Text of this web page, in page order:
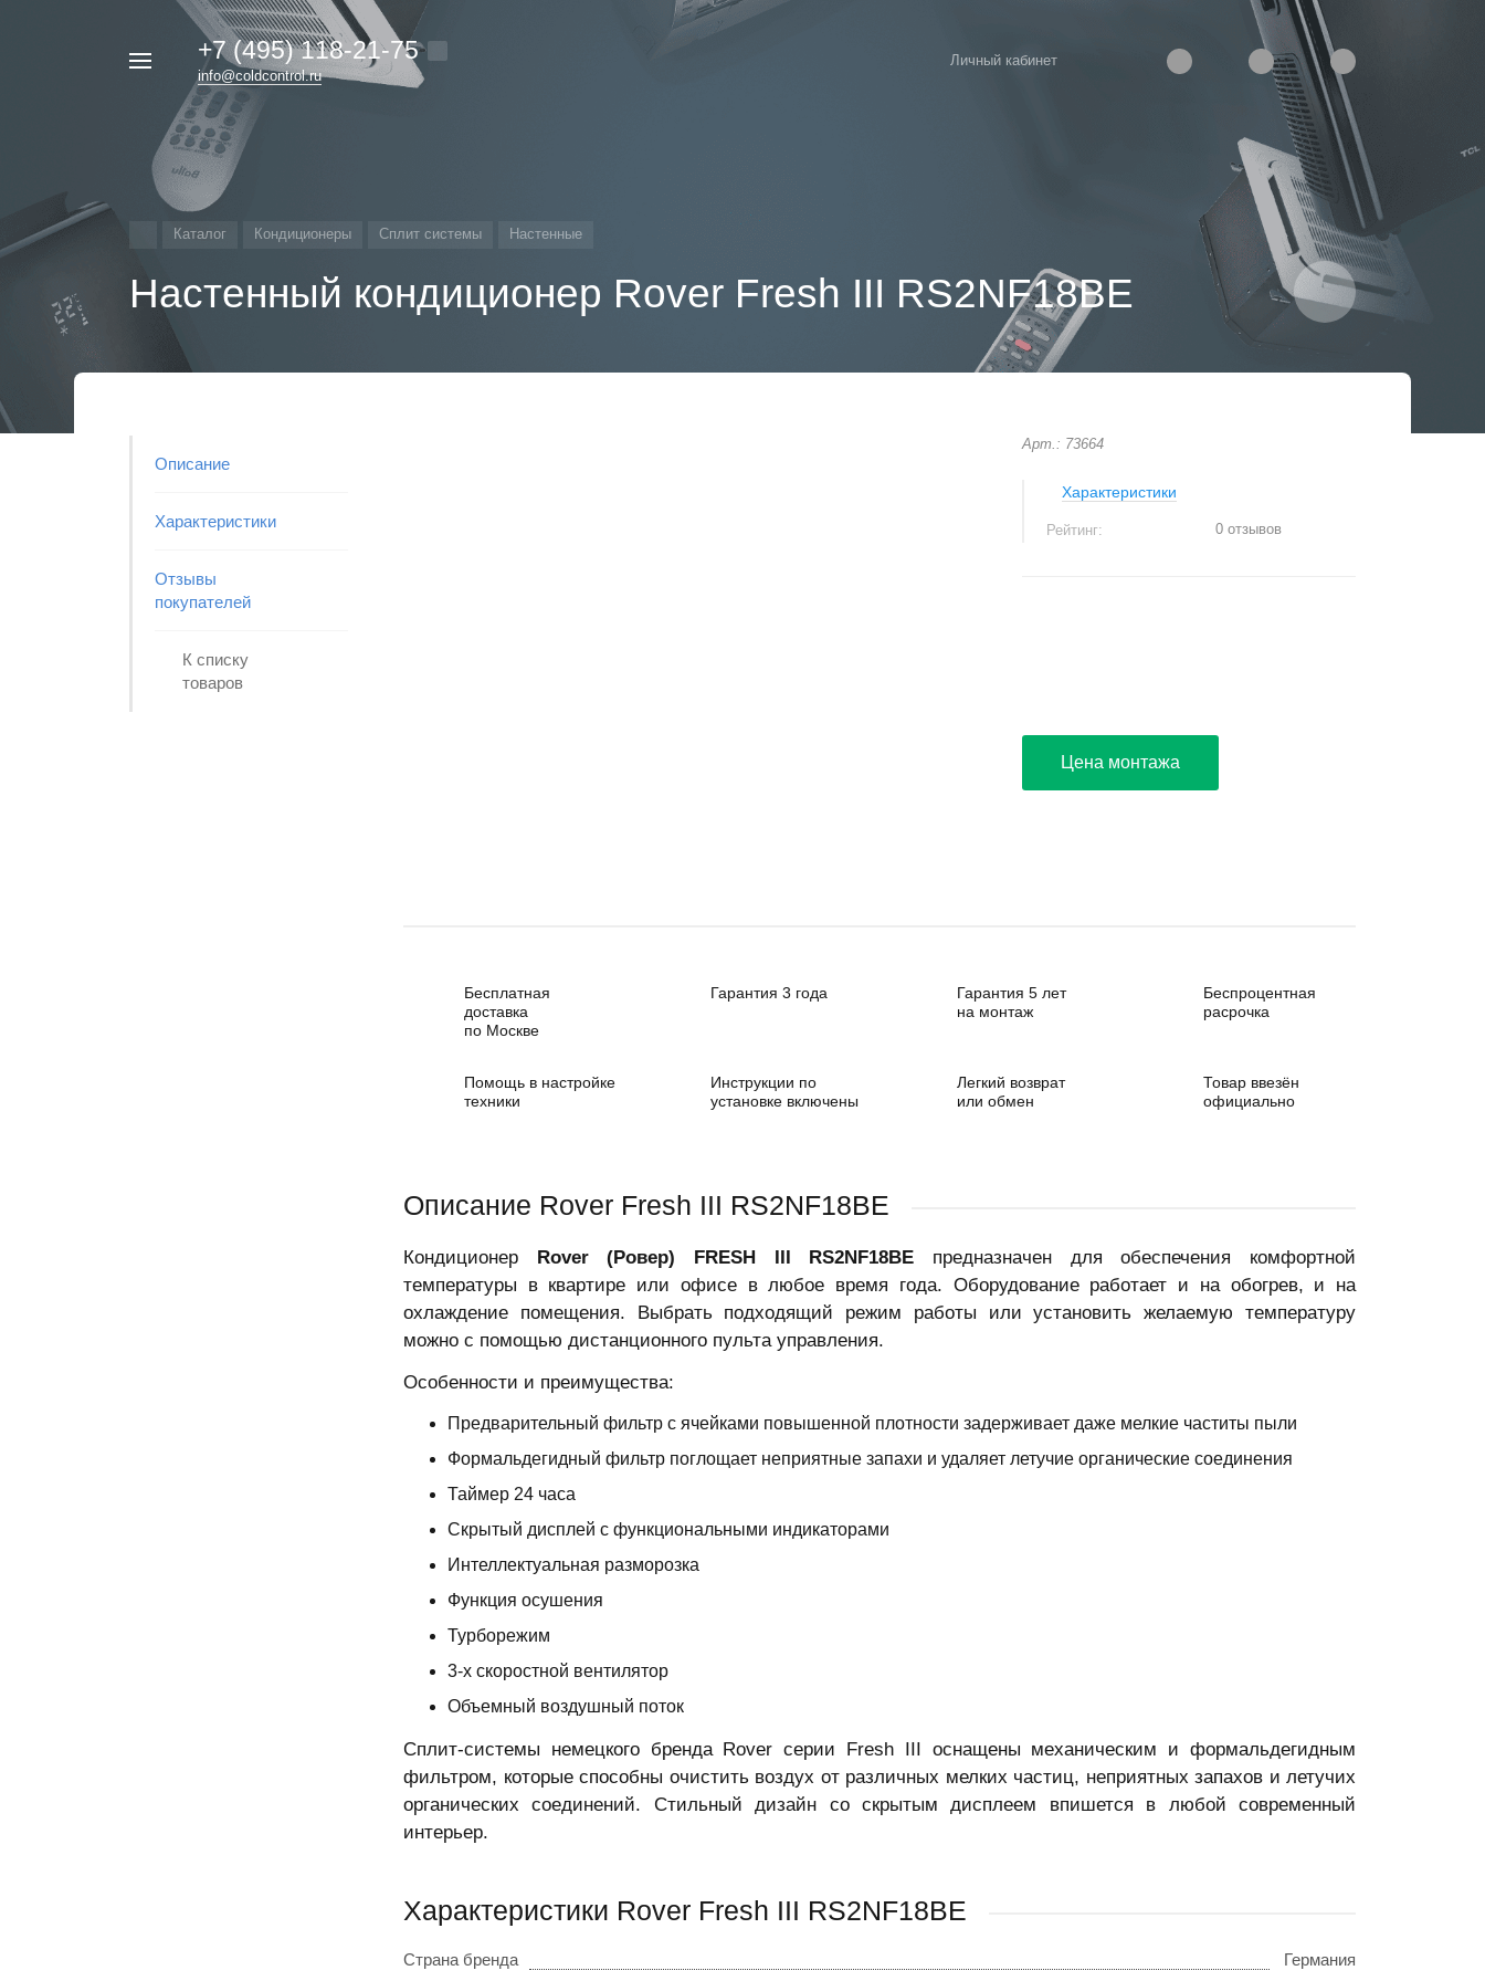
+7 (495) 118-21-75
info@coldcontrol.ru
Личный кабинет
Каталог Кондиционеры Сплит системы Настенные
Настенный кондиционер Rover Fresh III RS2NF18BE
Описание
Характеристики
Отзывы
покупателей
К списку
товаров
Арт.: 73664
Характеристики
Рейтинг: 0 отзывов
Цена монтажа
Бесплатная
доставка
по Москве
Гарантия 3 года
Гарантия 5 лет
на монтаж
Беспроцентная
расрочка
Помощь в настройке
техники
Инструкции по
установке включены
Легкий возврат
или обмен
Товар ввезён
официально
Описание Rover Fresh III RS2NF18BE
Кондиционер Rover (Ровер) FRESH III RS2NF18BE предназначен для обеспечения комфортной
температуры в квартире или офисе в любое время года. Оборудование работает и на обогрев, и на
охлаждение помещения. Выбрать подходящий режим работы или установить желаемую температуру
можно с помощью дистанционного пульта управления.
Особенности и преимущества:
Предварительный фильтр с ячейками повышенной плотности задерживает даже мелкие частиты пыли
Формальдегидный фильтр поглощает неприятные запахи и удаляет летучие органические соединения
Таймер 24 часа
Скрытый дисплей с функциональными индикаторами
Интеллектуальная разморозка
Функция осушения
Турборежим
3-х скоростной вентилятор
Объемный воздушный поток
Сплит-системы немецкого бренда Rover серии Fresh III оснащены механическим и формальдегидным
фильтром, которые способны очистить воздух от различных мелких частиц, неприятных запахов и летучих
органических соединений. Стильный дизайн со скрытым дисплеем впишется в любой современный
интерьер.
Характеристики Rover Fresh III RS2NF18BE
Страна бренда Германия